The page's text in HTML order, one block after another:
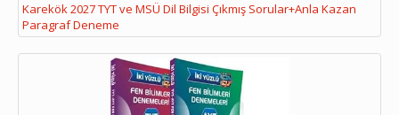
Karekök 2027 TYT ve MSÜ Dil Bilgisi Çıkmış Sorular+Anla Kazan
Paragraf Deneme